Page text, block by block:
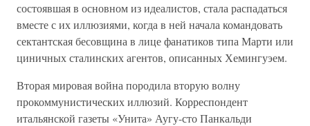
состоявшая в основном из идеалистов, стала распадаться
вместе с их иллюзиями, когда в ней начала командовать
сектантская бесовщина в лице фанатиков типа Марти или
циничных сталинских агентов, описанных Хемингуэем.
Вторая мировая война породила вторую волну
прокоммунистических иллюзий. Корреспондент
итальянской газеты «Унита» Аугу-сто Панкальди